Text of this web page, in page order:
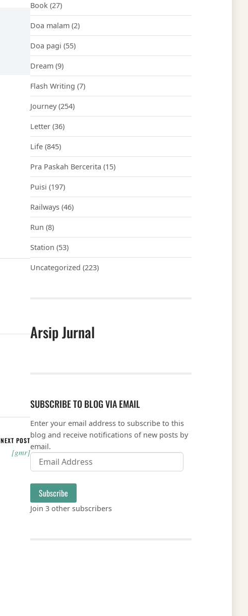
NEXT POST
[gmr]
Book (27)
Doa malam (2)
Doa pagi (55)
Dream (9)
Flash Writing (7)
Journey(254)
Letter (36)
Life (845)
Pra Paskah Bercerita (15)
Puisi (197)
Railways (46)
Run (8)
Station (53)
Uncategorized (223)
Arsip Jurnal
SUBSCRIBE TO BLOG VIA EMAIL
Enter your email address to subscribe to this
blog and receive notifications of new posts by
email.
Email Address
Subscribe
Join 3 other subscribers